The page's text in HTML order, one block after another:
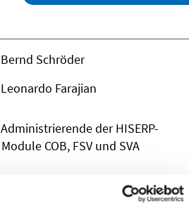
Bernd Schröder
Leonardo Farajian
Administrierende der HISERP-
Module COB, FSV und SVA